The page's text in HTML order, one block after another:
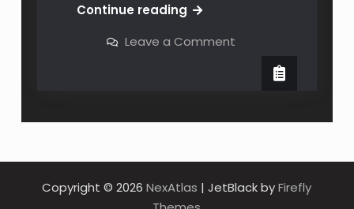
Continue reading
Leave a Comment
Copyright © 2026NexAtlas | JetBlack byFirefly